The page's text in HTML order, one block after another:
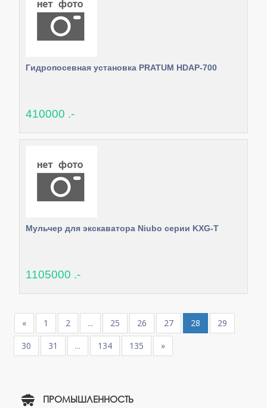
Гидропосевная установка PRATUM HDAP-700
410000 .-
Мульчер для экскаватора Niubo серии KXG-T
1105000 .-
« 1 2 ... 25 26 27 28
29
30
31 ... 134 135 »
ПРОМЫШЛЕННОСТЬ